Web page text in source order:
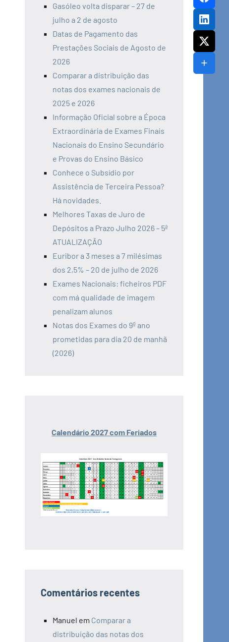
Gasóleo volta disparar – 27 de
julho a 2 de agosto
Datas de Pagamento das
Prestações Sociais de Agosto de
2026
Comparar a distribuição das
notas dos exames nacionais de
2025 e 2026
Informação Oficial sobre a Época
Extraordinária de Exames Finais
Nacionais do Ensino Secundário
e Provas do Ensino Básico
Conhece o Subsídio por
Assistência de Terceira Pessoa?
Há novidades.
Melhores Taxas de Juro de
Depósitos a Prazo Julho 2026 – 5ª
ATUALIZAÇÃO
Euribor a 3 meses a 7 milésimas
dos 2,5% – 20 de julho de 2026
Exames Nacionais: ficheiros PDF
com má qualidade de imagem
penalizam alunos
Notas dos Exames do 9º ano
prometidas para dia 20 de manhã
(2026)
Calendário 2027 com Feriados
Comentários recentes
Manuel em Comparar a
distribuição das notas dos